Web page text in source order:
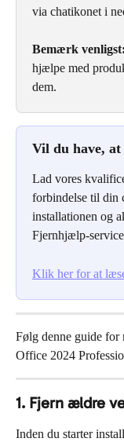
via chatikonet i
Bemærk venligst:
hjælpe med
dem.
Vil du have,
Lad vores
forbindelse til din
installationen og
Fjernhjælp-
Klik her for at
Følg denne guide for
Office 2024
1. Fjern ældre
Inden du starter